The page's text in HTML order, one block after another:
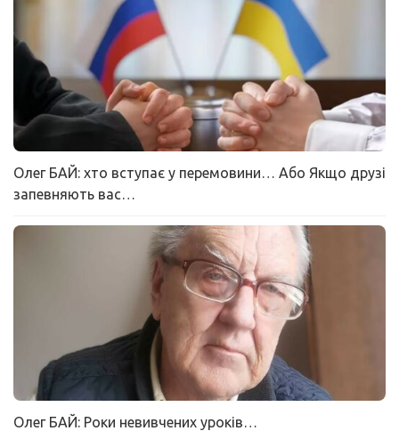
Олег БАЙ: хто вступає у перемовини… Або Якщо друзі
запевняють вас…
Олег БАЙ: Роки невивчених уроків…